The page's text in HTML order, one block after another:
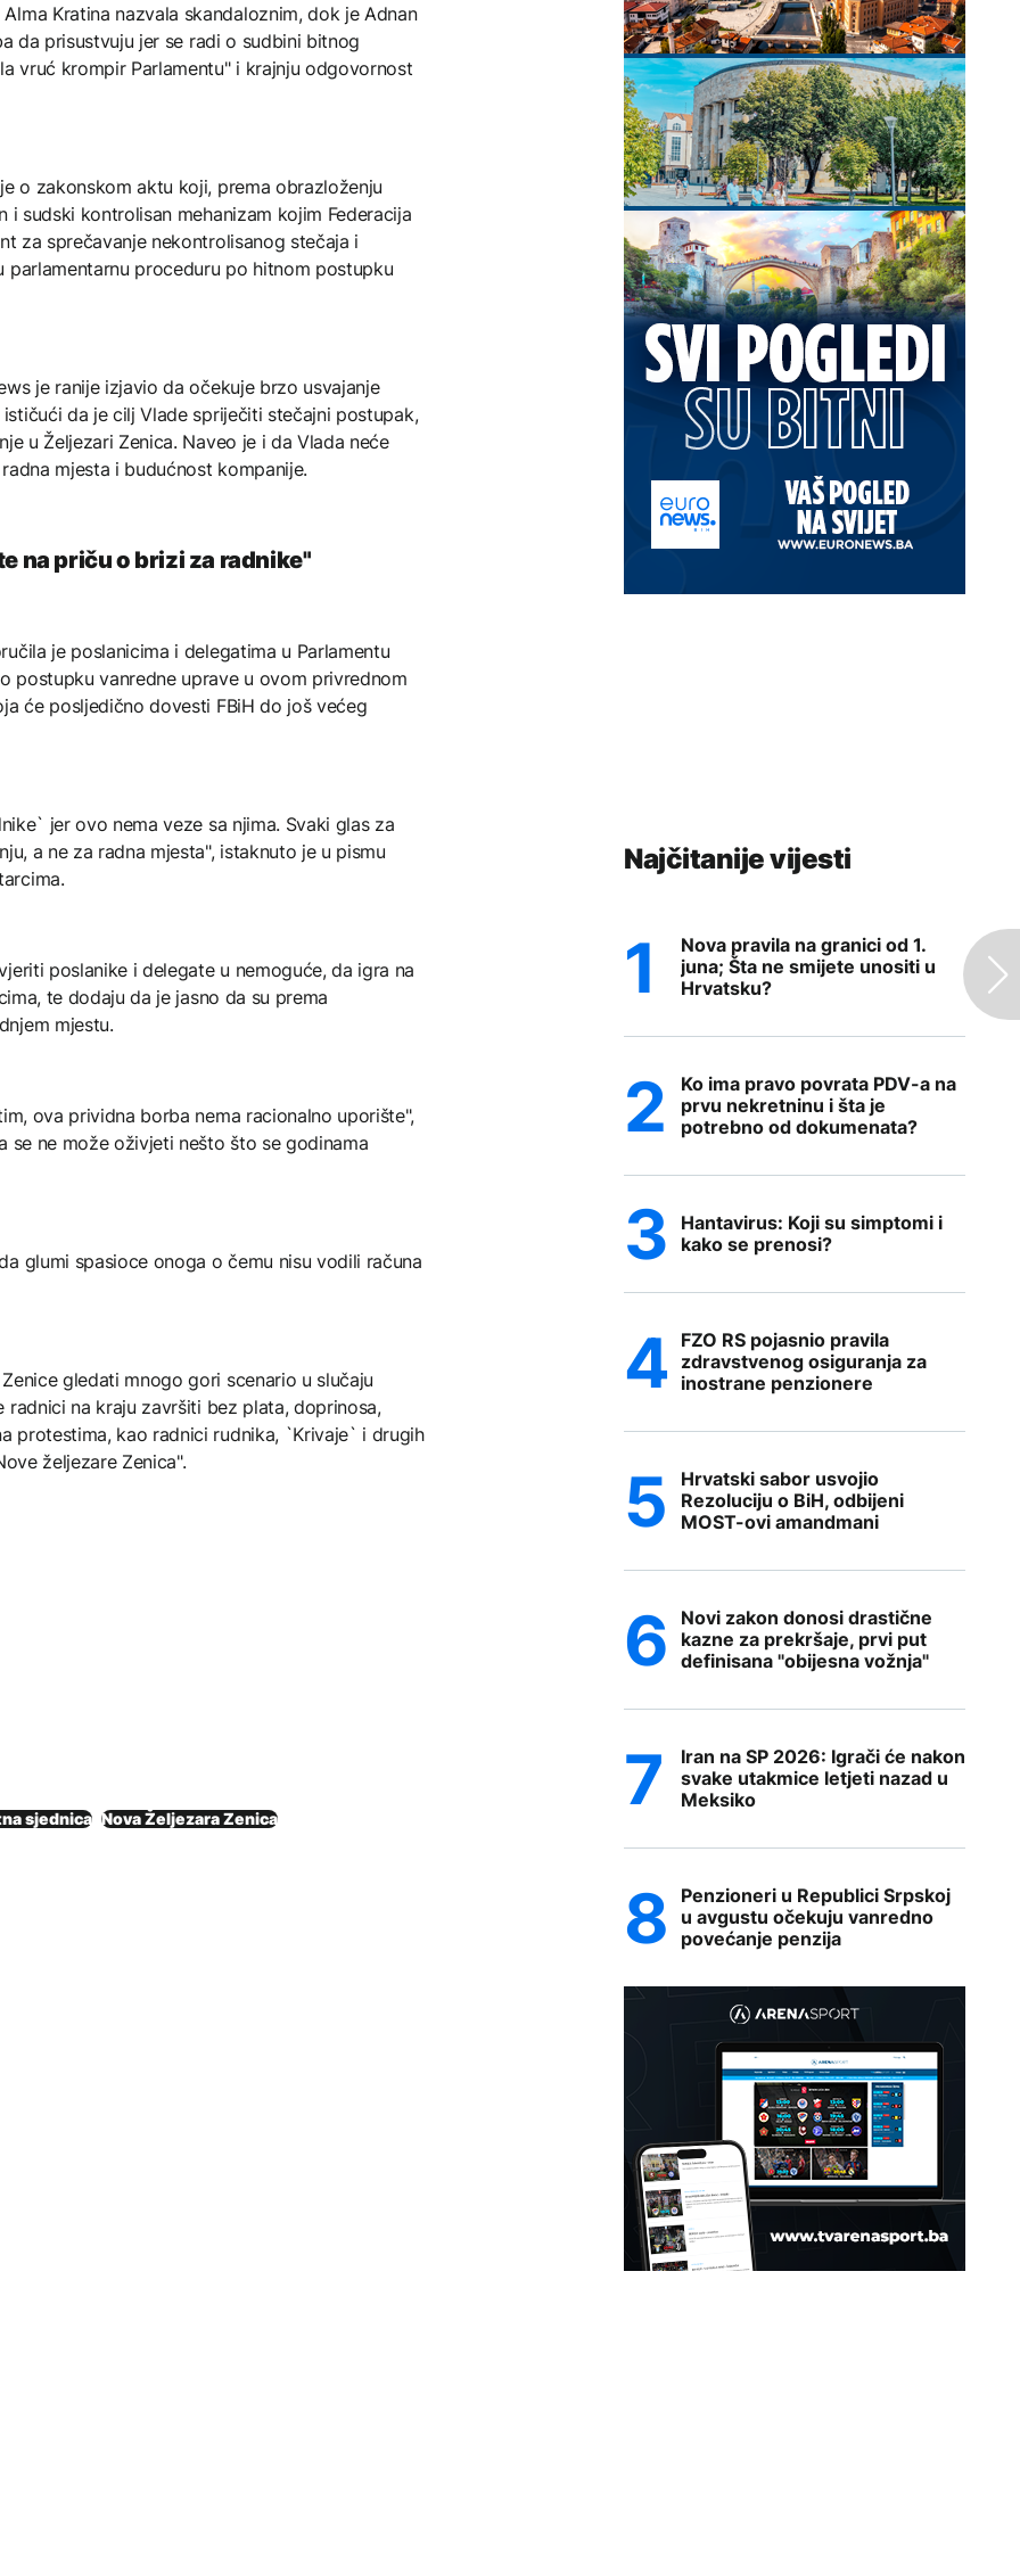
Kratina nazvala skandaloznim, dok je Adnan
da prisustvuju jer se radi o sudbini bitnog
vruć krompir Parlamentu" i krajnju odgovornost
o zakonskom aktu koji, prema obrazloženju
i sudski kontrolisan mehanizam kojim Federacija
za sprečavanje nekontrolisanog stečaja i
parlamentarnu proceduru po hitnom postupku
je ranije izjavio da očekuje brzo usvajanje
da je cilj Vlade spriječiti stečajni postupak,
u Željezari Zenica. Naveo je i da Vlada neće
mjesta i budućnost kompanije.
na priču o brizi za radnike"
je poslanicima i delegatima u Parlamentu
postupku vanredne uprave u ovom privrednom
će posljedično dovesti FBiH do još većeg
jer ovo nema veze sa njima. Svaki glas za
a ne za radna mjesta", istaknuto je u pismu
poslanike i delegate u nemoguće, da igra na
te dodaju da je jasno da su prema
mjestu.
ova prividna borba nema racionalno uporište",
se ne može oživjeti nešto što se godinama
glumi spasioce onoga o čemu nisu vodili računa
gledati mnogo gori scenario u slučaju
radnici na kraju završiti bez plata, doprinosa,
protestima, kao radnici rudnika, `Krivaje` i drugih
željezare Zenica".
sjednica Nova Željezara Zenica
Najčitanije vijesti
Nova pravila na granici od 1.
juna; Šta ne smijete unositi u
Hrvatsku?
Ko ima pravo povrata PDV-a na
prvu nekretninu i šta je
potrebno od dokumenata?
Hantavirus: Koji su simptomi i
kako se prenosi?
FZO RS pojasnio pravila
zdravstvenog osiguranja za
inostrane penzionere
Hrvatski sabor usvojio
Rezoluciju o BiH, odbijeni
MOST-ovi amandmani
Novi zakon donosi drastične
kazne za prekršaje, prvi put
definisana "obijesna vožnja"
Iran na SP 2026: Igrači će nakon
svake utakmice letjeti nazad u
Meksiko
Penzioneri u Republici Srpskoj
u avgustu očekuju vanredno
povećanje penzija